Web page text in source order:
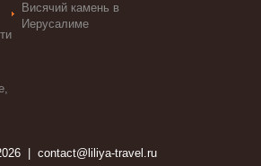
Висячий камень в
Иерусалиме
| contact@liliya-travel.ru